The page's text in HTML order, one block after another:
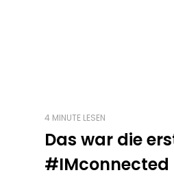
4 MINUTE LESEN
Das war die
#IMconnected